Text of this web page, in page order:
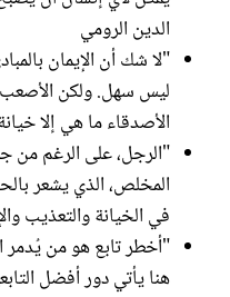
الدين الرومي
"لا شك أن الإيمان
ليس سهل. ولكن
الأصدقاء ما هي إلا
"الرجل، على الرغم من
المخلص، الذي يشعر
في الخيانة والتعذيب
"أخطر تابع هو من يُدمر
هنا يأتي دور أفضل